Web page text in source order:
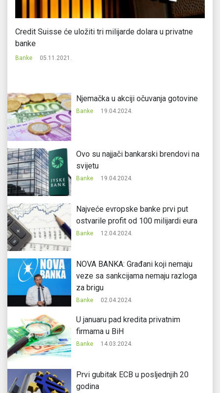
Credit Suisse će uložiti tri milijarde dolara u privatne
banke
Banke 05.11.2021.
Njemačka u akciji očuvanja gotovine
Banke 19.04.2024.
Ovo su najjači bankarski brendovi na
svijetu
Banke 19.04.2024.
Najveće evropske banke prvi put
ostvarile profit od 100 milijardi eura
Banke 12.04.2024.
NOVA BANKA: Građani koji nemaju
veze sa sankcijama nemaju razloga
za brigu
Banke 02.04.2024.
U januaru pad kredita privatnim
firmama u BiH
Banke 14.03.2024.
Prvi gubitak ECB u posljednjih 20
godina